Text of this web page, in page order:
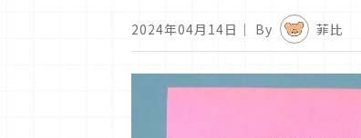
2024年04月14日 ｜ By 菲比